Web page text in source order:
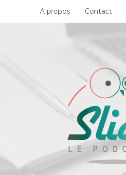
A propos Contact